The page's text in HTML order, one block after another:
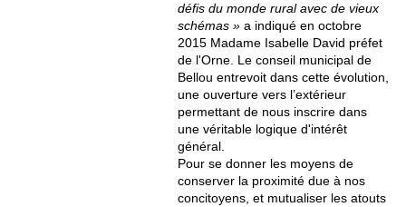
défis du monde rural avec de vieux
schémas » a indiqué en octobre
2015 Madame Isabelle David préfet
de l'Orne. Le conseil municipal de
Bellou entrevoit dans cette évolution,
une ouverture vers l’extérieur
permettant de nous inscrire dans
une véritable logique d'intérêt
général.
Pour se donner les moyens de
conserver la proximité due à nos
concitoyens, et mutualiser les atouts